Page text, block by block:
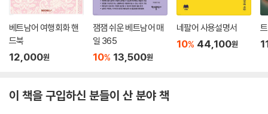
베트남어 여행회화 핸
드북
12,000원
잼잼 쉬운 베트남어 매
일 365
10% 13,500원
네팔어 사용설명서
10% 44,100원
이 책을 구입하신 분들이 산 분야 책